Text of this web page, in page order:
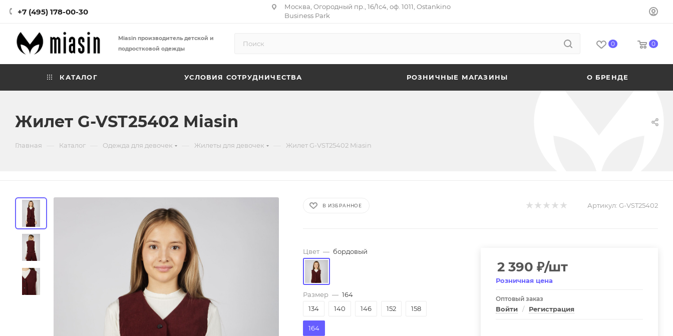
+7 (495) 178-00-30
Москва, Огородный пр., 16/1с4, оф. 1011, Ostankino
Business Park
Miasin производитель детской и
подростковой одежды
0 0
КАТАЛОГ УСЛОВИЯ СОТРУДНИЧЕСТВА РОЗНИЧНЫЕ МАГАЗИНЫ О БРЕНДЕ
Жилет G-VST25402 Miasin
Главная Каталог Одежда для девочек Жилеты для девочек Жилет G-VST25402 Miasin
В ИЗБРАННОЕ Артикул: G-VST25402
Цвет — бордовый
Размер — 164
134
140 146 152 158
164
2 390 ₽/шт
Розничная цена
Оптовый заказ
Войти / Регистрация